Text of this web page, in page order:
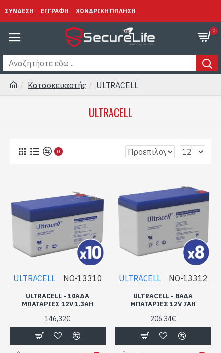
ΣΥΝΔΕΣΗ ΕΓΓΡΑΦΗ ΧΟΝΔΡΙΚΗ ΠΩΛΗΣΗ
0
Κατασκευαστής ULTRACELL
ULTRACELL
0
ULTRACELL NO-13310
ULTRACELL - 10ΆΔΑ
ΜΠΑΤΑΡΊΕΣ 12V 1.3AH
146,32€
ULTRACELL NO-13312
ULTRACELL - 8ΆΔΑ
ΜΠΑΤΑΡΊΕΣ 12V 7AH
206,34€